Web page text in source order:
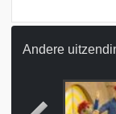
Andere